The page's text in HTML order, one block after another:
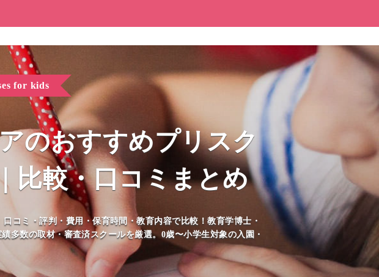
for kids
のおすすめプリスク
比較・口コミまとめ
コミ・評判・費用・保育時間・教育内容で比較！教育学博士・
多数の取材・審査済スクールを厳選。0歳〜小学生対象の入園・